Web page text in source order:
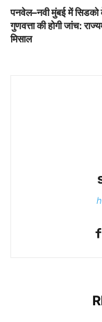
पनवेल–नवी मुंबई में सिडको
गुणवत्ता की होगी जांच:
मिसाल